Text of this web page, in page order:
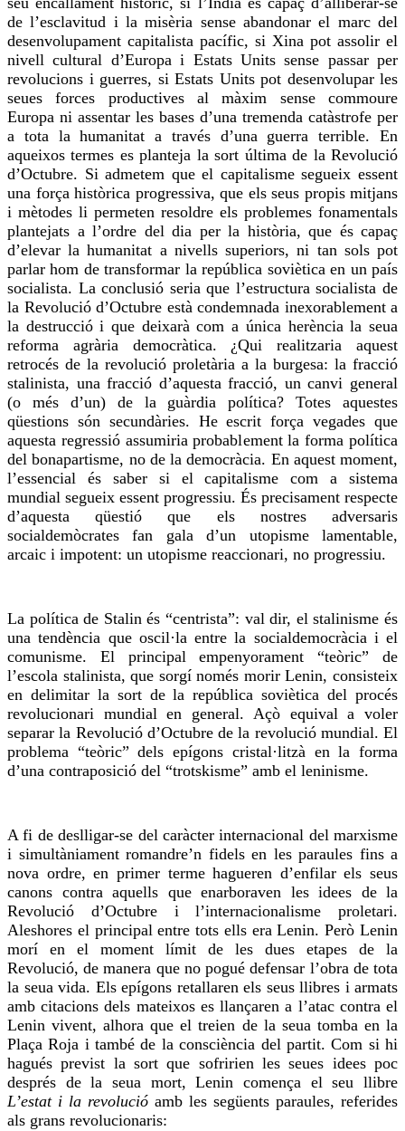
de l’esclavitud i la misèria sense abandonar el marc del
desenvolupament capitalista pacífic, si Xina pot assolir el
nivell cultural d’Europa i Estats Units sense passar per
revolucions i guerres, si Estats Units pot desenvolupar les
seues forces productives al màxim sense commoure
Europa ni assentar les bases d’una tremenda catàstrofe per
a tota la humanitat a través d’una guerra terrible. En
aqueixos termes es planteja la sort última de la Revolució
d’Octubre. Si admetem que el capitalisme segueix essent
una força històrica progressiva, que els seus propis mitjans
i mètodes li permeten resoldre els problemes fonamentals
plantejats a l’ordre del dia per la història, que és capaç
d’elevar la humanitat a nivells superiors, ni tan sols pot
parlar hom de transformar la república soviètica en un país
socialista. La conclusió seria que l’estructura socialista de
la Revolució d’Octubre està condemnada inexorablement a
la destrucció i que deixarà com a única herència la seua
reforma agrària democràtica. ¿Qui realitzaria aquest
retrocés de la revolució proletària a la burgesa: la fracció
stalinista, una fracció d’aquesta fracció, un canvi general
(o més d’un) de la guàrdia política? Totes aquestes
qüestions són secundàries. He escrit força vegades que
aquesta regressió assumiria probablement la forma política
del bonapartisme, no de la democràcia. En aquest moment,
l’essencial és saber si el capitalisme com a sistema
mundial segueix essent progressiu. És precisament respecte
d’aquesta qüestió que els nostres adversaris
socialdemòcrates fan gala d’un utopisme lamentable,
arcaic i impotent: un utopisme reaccionari, no progressiu.
La política de Stalin és “centrista”: val dir, el stalinisme és
una tendència que oscil·la entre la socialdemocràcia i el
comunisme. El principal empenyorament “teòric” de
l’escola stalinista, que sorgí només morir Lenin, consisteix
en delimitar la sort de la república soviètica del procés
revolucionari mundial en general. Açò equival a voler
separar la Revolució d’Octubre de la revolució mundial. El
problema “teòric” dels epígons cristal·litzà en la forma
d’una contraposició del “trotskisme” amb el leninisme.
A fi de deslligar-se del caràcter internacional del marxisme
i simultàniament romandre’n fidels en les paraules fins a
nova ordre, en primer terme hagueren d’enfilar els seus
canons contra aquells que enarboraven les idees de la
Revolució d’Octubre i l’internacionalisme proletari.
Aleshores el principal entre tots ells era Lenin. Però Lenin
morí en el moment límit de les dues etapes de la
Revolució, de manera que no pogué defensar l’obra de tota
la seua vida. Els epígons retallaren els seus llibres i armats
amb citacions dels mateixos es llançaren a l’atac contra el
Lenin vivent, alhora que el treien de la seua tomba en la
Plaça Roja i també de la consciència del partit. Com si hi
hagués previst la sort que sofririen les seues idees poc
després de la seua mort, Lenin comença el seu llibre
L’estat i la revolució amb les següents paraules, referides
als grans revolucionaris: